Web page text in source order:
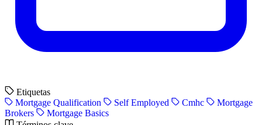
Etiquetas
Mortgage Qualification
Self Employed Cmhc
Mortgage
Brokers
Mortgage Basics